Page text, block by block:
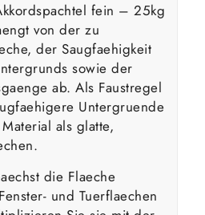
fein – 25kg
von der zu
der Saugfaehigkeit
sowie der
ab. Als Faustregel
Untergruende
als glatte,
die Flaeche
und Tuerflaechen